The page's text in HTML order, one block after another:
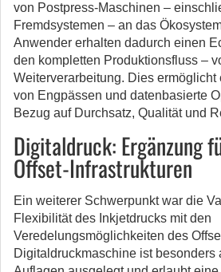
von Postpress-Maschinen –
Fremdsystemen – an das
Anwender erhalten dadurch einen
den kompletten Produktionsfluss –
Weiterverarbeitung. Dies
von Engpässen und datenbasierte
Bezug auf Durchsatz, Qualität und
Digitaldruck: Ergänzung
Offset-Infrastrukturen
Ein weiterer Schwerpunkt war die
Flexibilität des Inkjetdrucks mit den
Veredelungsmöglichkeiten des
Digitaldruckmaschine ist besonders